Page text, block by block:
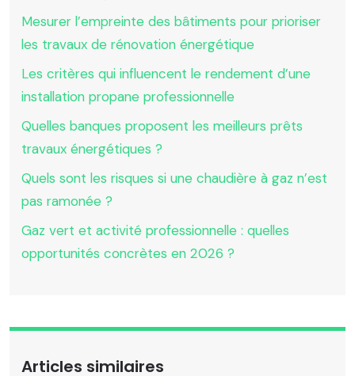
Mesurer l’empreinte des bâtiments pour prioriser
les travaux de rénovation énergétique
Les critères qui influencent le rendement d’une
installation propane professionnelle
Quelles banques proposent les meilleurs prêts
travaux énergétiques ?
Quels sont les risques si une chaudière à gaz n’est
pas ramonée ?
Gaz vert et activité professionnelle : quelles
opportunités concrètes en 2026 ?
Articles similaires